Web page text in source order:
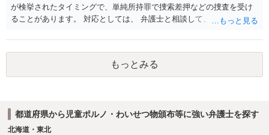
が検挙されたタイミングで、単純所持罪で捜索差押などの捜査を受け
ることがあります。 対応としては、 弁護士と相談して、 児童ポルノ
談しておく などが考えられます。
もっとみる
都道府県から児童ポルノ・わいせつ物頒布等に強い弁護士を探す
北海道・東北